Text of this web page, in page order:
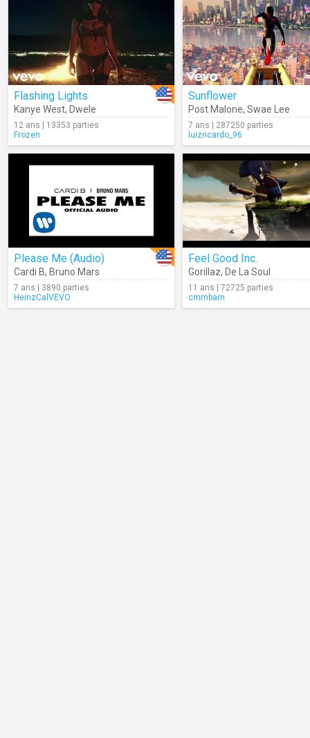
Flashing Lights
Kanye West, Dwele
12 ans | 13353 parties
Frozen
Sunflower
Post Malone, Swae Lee
7 ans | 287250 parties
luizricardo_96
Please Me (Audio)
Cardi B, Bruno Mars
7 ans | 3890 parties
HeinzCalVEVO
Feel Good Inc.
Gorillaz, De La Soul
11 ans | 72725 parties
cmmbarn